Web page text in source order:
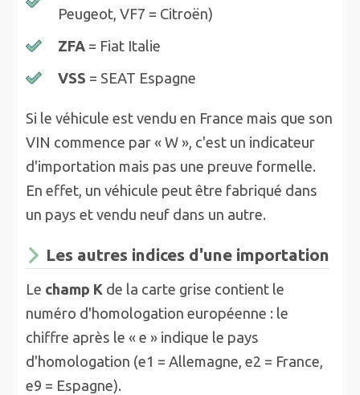
Peugeot, VF7 = Citroën)
ZFA = Fiat Italie
VSS = SEAT Espagne
Si le véhicule est vendu en France mais que son
VIN commence par « W », c'est un indicateur
d'importation mais pas une preuve formelle.
En effet, un véhicule peut être fabriqué dans
un pays et vendu neuf dans un autre.
Les autres indices d'une importation
Le champ K de la carte grise contient le
numéro d'homologation européenne : le
chiffre après le « e » indique le pays
d'homologation (e1 = Allemagne, e2 = France,
e9 = Espagne).